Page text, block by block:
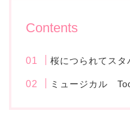
Contents
桜につられてスタ
ミュージカル